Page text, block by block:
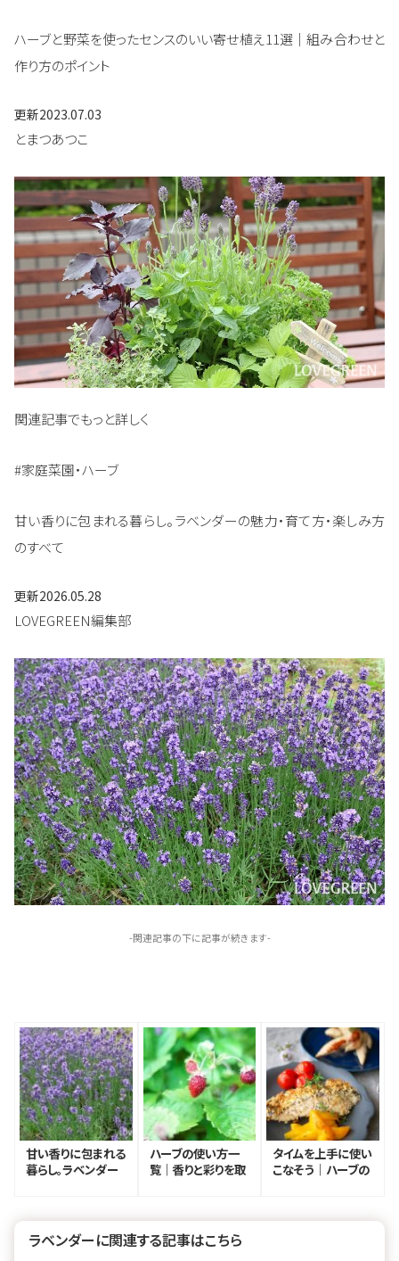
ハーブと野菜を使ったセンスのいい寄せ植え11選｜組み合わせと
作り方のポイント
更新2023.07.03
とまつあつこ
関連記事でもっと詳しく
#家庭菜園・ハーブ
甘い香りに包まれる暮らし。ラベンダーの魅力・育て方・楽しみ方
のすべて
更新2026.05.28
LOVEGREEN編集部
-関連記事の下に記事が続きます-
甘い香りに包まれる
暮らし。ラベンダー
ハーブの使い方一
覧｜香りと彩りを取
タイムを上手に使い
こなそう｜ハーブの
ラベンダーに関連する記事はこちら